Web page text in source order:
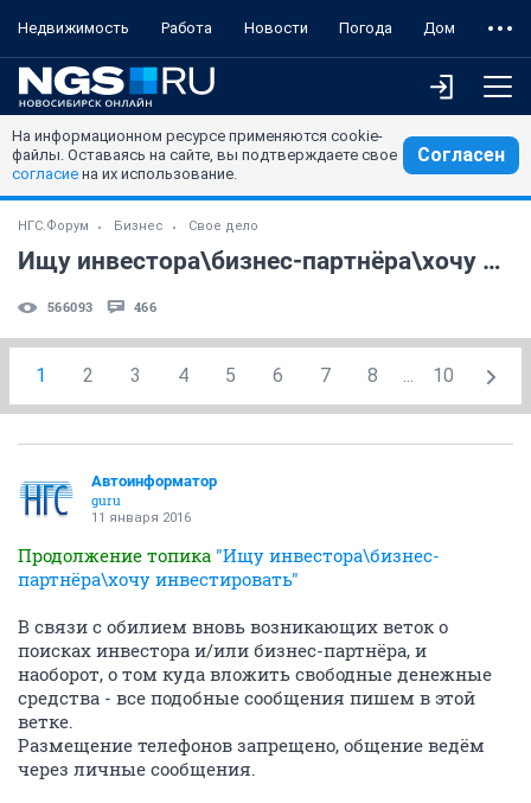
Недвижимость Работа Новости Погода Дом
На информационном ресурсе применяются cookie-
файлы. Оставаясь на сайте, вы подтверждаете свое
согласие на их использование.
Согласен
НГС.Форум Бизнес Свое дело
Ищу инвестора\бизнес-партнёра\хочу инвестировать (часть 2)
566093 466
1 2 3 4 5 6 7 8 ... 10
Автоинформатор
guru
11 января 2016
Продолжение топика "Ищу инвестора\бизнес-
партнёра\хочу инвестировать"
В связи с обилием вновь возникающих веток о
поисках инвестора и/или бизнес-партнёра, и
наоборот, о том куда вложить свободные денежные
средства - все подобные сообщения пишем в этой
ветке.
Размещение телефонов запрещено, общение ведём
через личные сообщения.